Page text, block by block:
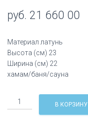
руб. 21 660 00
Материал латунь
Высота (см) 23
Ширина (см) 22
хамам/баня/сауна
Количество
Марокканский
В КОРЗИНУ